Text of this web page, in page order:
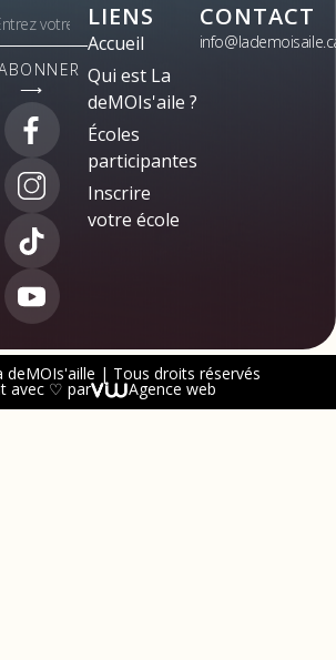
⟶
LIENS
Accueil
Qui est La
deMOIs'aile ?
Écoles
participantes
Inscrire
votre école
CONTACT
| Tous droits réservés
avec ♡ par Agence web